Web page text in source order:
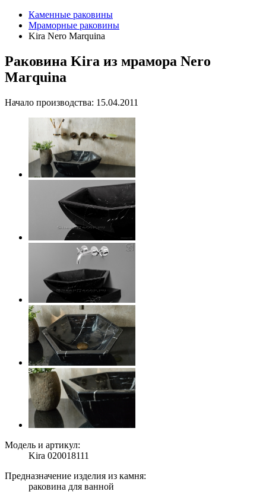
Каменные раковины
Мраморные раковины
Kira Nero Marquina
Раковина Kira из мрамора Nero
Marquina
Начало производства: 15.04.2011
Модель и артикул:
Kira 020018111
Предназначение изделия из камня:
раковина для ванной